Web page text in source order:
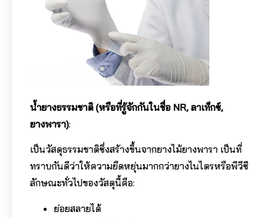
น้ำยางธรรมชาติ (หรือที่รู้จักกันในชื่อ NR, ลาเท็กซ์,
ยางพารา):
เป็นวัสดุธรรมชาติซึ่งสร้างขึ้นจากยางไม้ยางพารา เป็นที่
ทราบกันดีว่าให้ความยืดหยุ่นมากกว่ายางไนไตรหรือพีวีซี
ลักษณะทั่วไปของวัสดุนี้คือ:
ย่อยสลายได้